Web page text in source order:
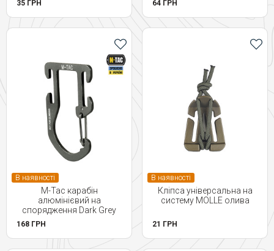
35 ГРН 64 ГРН
В наявності
M-Tac карабін
алюмінієвий на
спорядження Dark Grey
168 ГРН
В наявності
Кліпса універсальна на
систему MOLLE олива
21 ГРН